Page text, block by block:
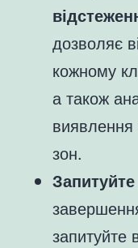
дозволяє
кожному
а також
виявлення
зон.
Запитуйте
запитуйте